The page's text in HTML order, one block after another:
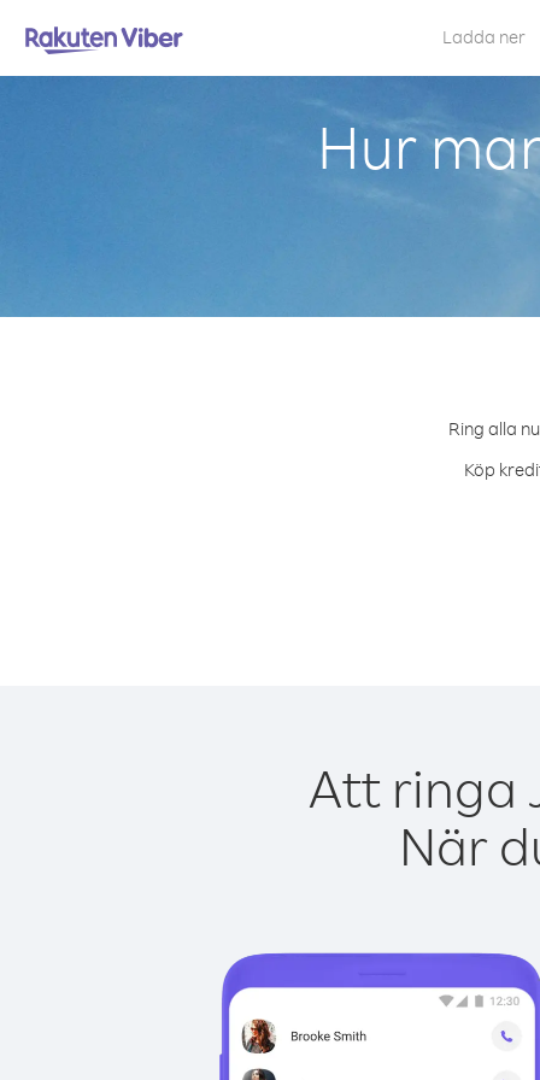
Ladda ner
Hur
Ring alla
Köp
Att ringa
När